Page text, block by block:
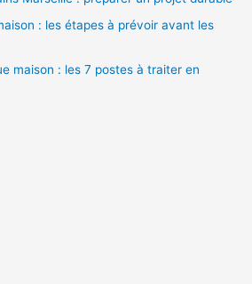
: les étapes à prévoir avant les
maison : les 7 postes à traiter en